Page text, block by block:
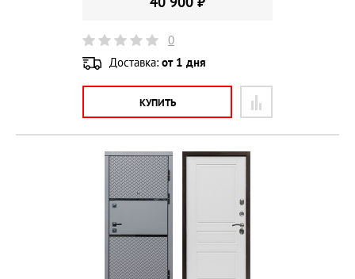
0
Доставка: от 1 дня
КУПИТЬ